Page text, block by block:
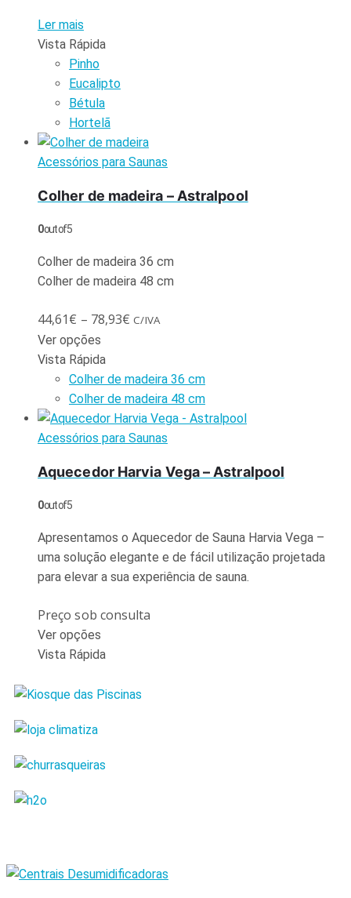
Ler mais
Vista Rápida
Pinho
Eucalipto
Bétula
Hortelã
Acessórios para Saunas
Colher de madeira – Astralpool
0out of 5
Colher de madeira 36 cm
Colher de madeira 48 cm
44,61€ – 78,93€ C/IVA
Ver opções
Vista Rápida
Colher de madeira 36 cm
Colher de madeira 48 cm
Acessórios para Saunas
Aquecedor Harvia Vega – Astralpool
0out of 5
Apresentamos o Aquecedor de Sauna Harvia Vega –
uma solução elegante e de fácil utilização projetada
para elevar a sua experiência de sauna.
Preço sob consulta
Ver opções
Vista Rápida